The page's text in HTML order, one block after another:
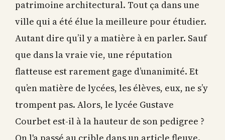
patrimoine architectural. Tout ça dans une
ville qui a été élue la meilleure pour étudier.
Autant dire qu’il y a matière à en parler. Sauf
que dans la vraie vie, une réputation
flatteuse est rarement gage d’unanimité. Et
qu’en matière de lycées, les élèves, eux, ne s’y
trompent pas. Alors, le lycée Gustave
Courbet est-il à la hauteur de son pedigree ?